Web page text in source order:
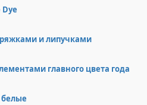
информации
Dye
и липучками
главного цвета года